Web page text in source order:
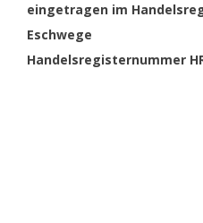
eingetragen im
Eschwege
Handelsregisternummer